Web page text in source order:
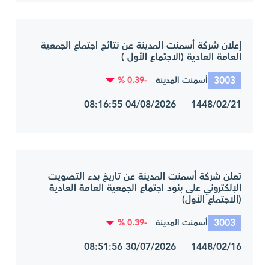
إعلان شركة أسمنت المدينة عن نتائج اجتماع الجمعية
العامة العادية (الاجتماع الأول )
3003 أسمنت المدينة -0.39 %
1448/02/21 04/08/2026 08:16:55
تعلن شركة أسمنت المدينة عن تاريخ بدء التصويت
الإلكتروني على بنود اجتماع الجمعية العامة العادية
(الاجتماع الأول)
3003 أسمنت المدينة -0.39 %
1448/02/16 30/07/2026 08:51:56